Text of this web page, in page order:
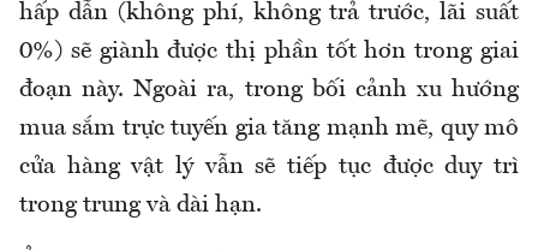
hấp dẫn (không phí, không trả trước, lãi suất
0%) sẽ giành được thị phần tốt hơn trong giai
đoạn này. Ngoài ra, trong bối cảnh xu hướng
mua sắm trực tuyến gia tăng mạnh mẽ, quy mô
cửa hàng vật lý vẫn sẽ tiếp tục được duy trì
trong trung và dài hạn.